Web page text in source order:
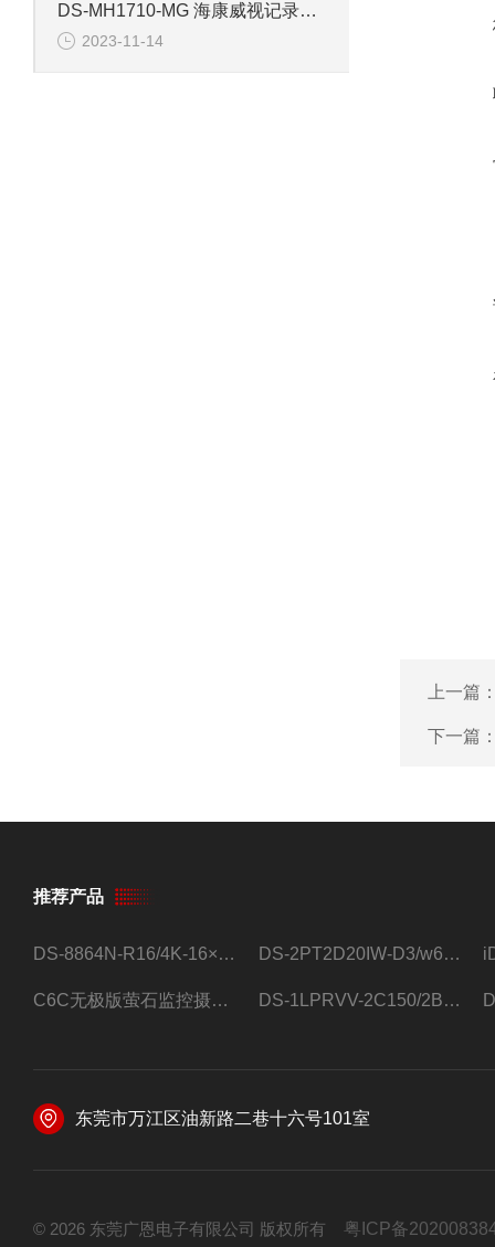
DS-MH1710-MG 海康威视记录仪磁吸背夹配件
2023-11-14
上一篇
下一篇
推荐产品
DS-8864N-R16/4K-16×4T/希捷16盘位录像机 DS-2PT2D20IW-D3/w64路高清硬盘录像机
C6C无极版萤石监控摄像头 DS-1LPRVV-2C150/2B监控室外夜视高清电源线护套线200米/卷
东莞市万江区油新路二巷十六号101室
© 2026 东莞广恩电子有限公司 版权所有 粤ICP备